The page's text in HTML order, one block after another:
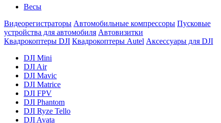
Весы
Видеорегистраторы Автомобильные компрессоры Пусковые
устройства для автомобиля Автовизитки
Квадрокоптеры DJI Квадрокоптеры Autel Аксессуары для DJI
DJI Mini
DJI Air
DJI Mavic
DJI Matrice
DJI FPV
DJI Phantom
DJI Ryze Tello
DJI Avata